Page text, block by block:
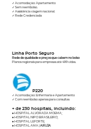
✓ Acomodação: Apartamento
✓ Sem reembolso.
✓ Assistência viagem nacional.
✓ Rede Credenciada
Linha Porto Seguro
Rede de qualidade e preços que cabem no bolso
Planos regionais para empresas até 499 vidas.
P220
✓ Acomodação: Enfermaria e Apartamento
✓ Com reembolso apenas para consultas
+ de 230 hospitais, incluindo:
● HOSPITAL ALVORADA MOEMA;
● HOSPITAL NIPO BRASILEIRO;
● HOSPITAL LEFORTE;
● HOSPITAL AMA |ARUJA